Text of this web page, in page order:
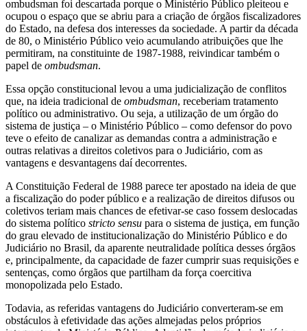
ombudsman foi descartada porque o Ministério Público pleiteou e
ocupou o espaço que se abriu para a criação de órgãos fiscalizadores
do Estado, na defesa dos interesses da sociedade. A partir da década
de 80, o Ministério Público veio acumulando atribuições que lhe
permitiram, na constituinte de 1987-1988, reivindicar também o
papel de ombudsman.
Essa opção constitucional levou a uma judicialização de conflitos
que, na ideia tradicional de ombudsman, receberiam tratamento
político ou administrativo. Ou seja, a utilização de um órgão do
sistema de justiça – o Ministério Público – como defensor do povo
teve o efeito de canalizar as demandas contra a administração e
outras relativas a direitos coletivos para o Judiciário, com as
vantagens e desvantagens daí decorrentes.
A Constituição Federal de 1988 parece ter apostado na ideia de que
a fiscalização do poder público e a realização de direitos difusos ou
coletivos teriam mais chances de efetivar-se caso fossem deslocadas
do sistema político stricto sensu para o sistema de justiça, em função
do grau elevado de institucionalização do Ministério Público e do
Judiciário no Brasil, da aparente neutralidade política desses órgãos
e, principalmente, da capacidade de fazer cumprir suas requisições e
sentenças, como órgãos que partilham da força coercitiva
monopolizada pelo Estado.
Todavia, as referidas vantagens do Judiciário converteram-se em
obstáculos à efetividade das ações almejadas pelos próprios